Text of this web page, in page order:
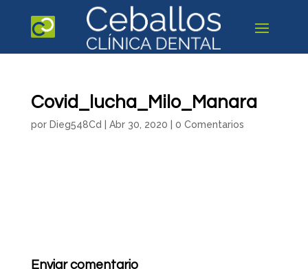
Covid_lucha_Milo_Manara
por Dieg548Cd Abr 30, 2020 0 Comentarios
Enviar comentario